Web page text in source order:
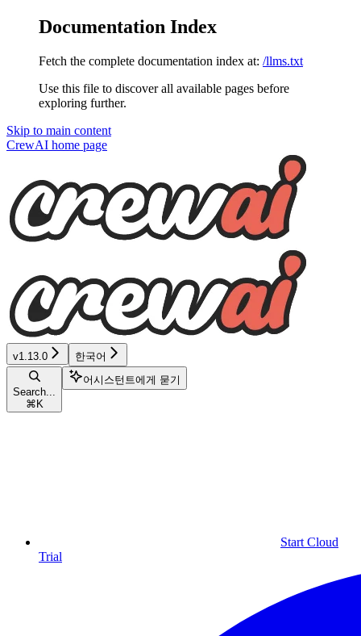
Documentation Index
Fetch the complete documentation index at: /llms.txt
Use this file to discover all available pages before
exploring further.
Skip to main content
CrewAI home page
v1.13.0 한국어
Search...
⌘ K
어시스턴트에게 묻기
Start Cloud
Trial